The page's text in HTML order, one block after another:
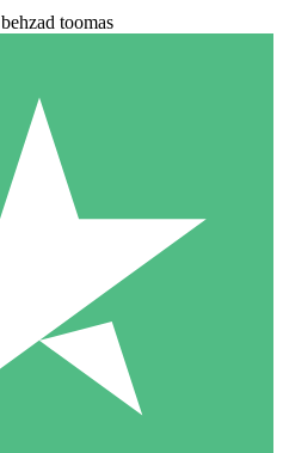
behzad toomas